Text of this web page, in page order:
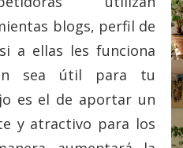
blogs, perfil de
a ellas les funciona
sea útil para tu
es el de aportar un
y atractivo para los